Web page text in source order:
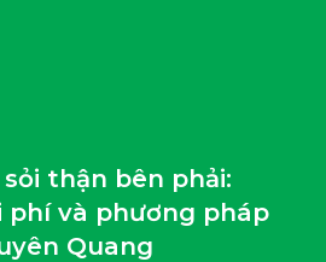
thận bên phải:
phí và phương pháp
Quang